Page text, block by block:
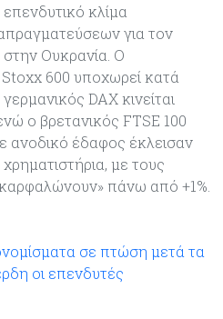
κλίμα
για τον
Ουκρανία. Ο
600 υποχωρεί κατά
DAX κινείται
ο βρετανικός FTSE 100
ανοδικό έδαφος έκλεισαν
με τους
πάνω από +1%.
σε πτώση μετά τα
οι επενδυτές